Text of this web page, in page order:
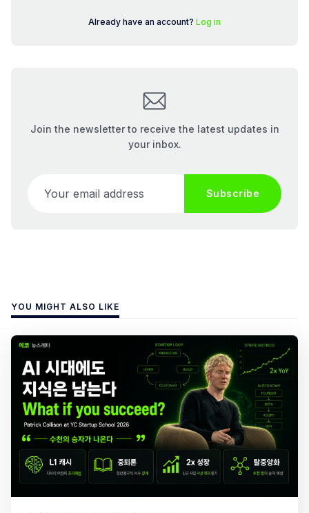
Already have an account? Log in
Join the newsletter to receive the latest updates in
your inbox.
Subscribe
YOU MIGHT ALSO LIKE